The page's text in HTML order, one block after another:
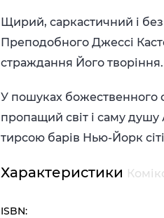
Щирий, саркастичний і
Преподобного Джессі
страждання Його творіння.
У пошуках божественного
пропащий світ і саму
тирсою барів Нью-Йорк
Характеристики
ISBN: